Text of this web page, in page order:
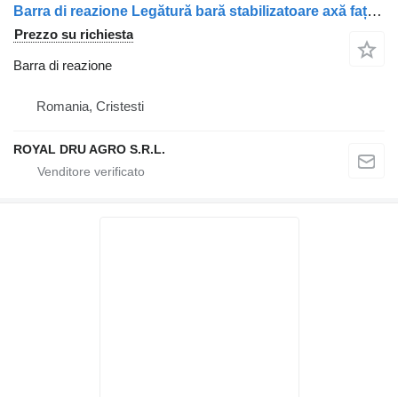
Barra di reazione Legătură bară stabilizatoare axă față per camion Scania (Cod: 12821)
Prezzo su richiesta
Barra di reazione
Romania, Cristesti
ROYAL DRU AGRO S.R.L.